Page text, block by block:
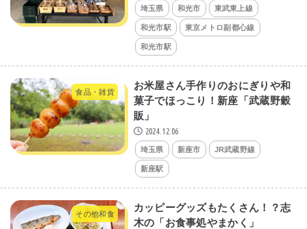
埼玉県 和光市 東武東上線
和光市駅 東京メトロ副都心線
和光市駅
食品・雑貨
お米屋さん手作りのおにぎりや和
菓子でほっこり！新座「武蔵野穀
販」
2024.12.06
埼玉県 新座市 JR武蔵野線
新座駅
その他和食
カッピーグッズもたくさん！？志
木の「お食事処やまかく」